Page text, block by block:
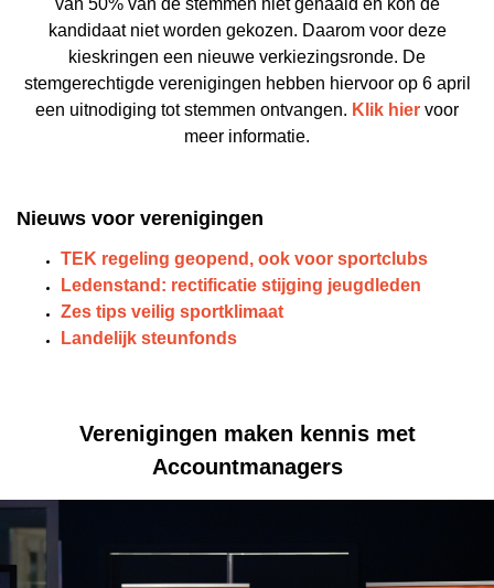
van 50% van de stemmen niet gehaald en kon de
kandidaat niet worden gekozen. Daarom voor deze
kieskringen een nieuwe verkiezingsronde. De
stemgerechtigde verenigingen hebben hiervoor op 6 april
een uitnodiging tot stemmen ontvangen. Klik hier voor
meer informatie.
Nieuws voor verenigingen
TEK regeling geopend, ook voor sportclubs
Ledenstand: rectificatie stijging jeugdleden
Zes tips veilig sportklimaat
Landelijk steunfonds
Verenigingen maken kennis met
Accountmanagers